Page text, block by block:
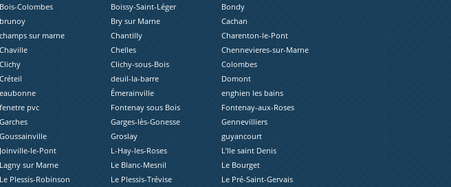
Bois-Colombes Boissy-Saint-Léger
Bondy
brunoy Bry sur Marne
Cachan
champs sur marne Chantilly
Charenton-le-Pont
Chaville Chelles
Chennevieres-sur-Marne
Clichy Clichy-sous-Bois
Colombes
Créteil deuil-la-barre
Domont
eaubonne Émerainville
enghien les bains
fenetre pvc Fontenay sous Bois
Fontenay-aux-Roses
Garches Garges-lès-Gonesse
Gennevilliers
Goussainville Groslay
guyancourt
Joinville-le-Pont L-Hay-les-Roses
L’Ile saint Denis
Lagny sur Marne Le Blanc-Mesnil
Le Bourget
Le Plessis-Robinson Le Plessis-Trévise
Le Pré-Saint-Gervais